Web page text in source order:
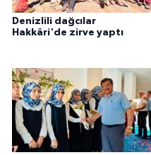
Denizlili dağcılar
Hakkâri'de zirve yaptı